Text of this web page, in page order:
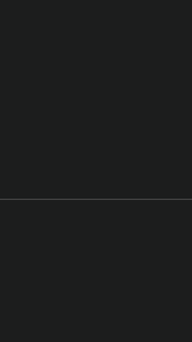
tự tháo lắp tại
xe VinFast VF3
bị ảnh
phương tiện